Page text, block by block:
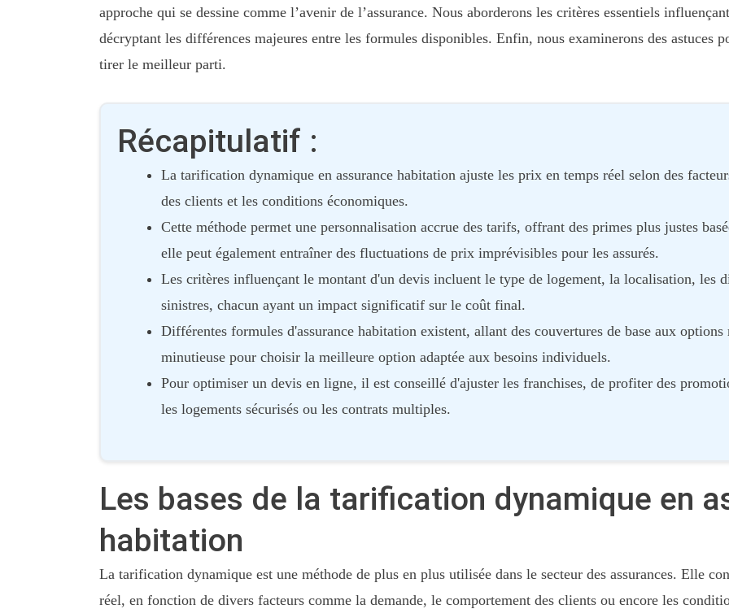
approche qui se dessine comme l’avenir de l’assurance. Nous aborderons les critères essentiels
décryptant les différences majeures entre les formules disponibles. Enfin, nous examinerons des astuces
tirer le meilleur parti.
Récapitulatif :
La tarification dynamique en assurance habitation ajuste les prix en temps réel selon des
des clients et les conditions économiques.
Cette méthode permet une personnalisation accrue des tarifs, offrant des primes plus justes
elle peut également entraîner des fluctuations de prix imprévisibles pour les assurés.
Les critères influençant le montant d'un devis incluent le type de logement, la localisation, les
sinistres, chacun ayant un impact significatif sur le coût final.
Différentes formules d'assurance habitation existent, allant des couvertures de base aux
minutieuse pour choisir la meilleure option adaptée aux besoins individuels.
Pour optimiser un devis en ligne, il est conseillé d'ajuster les franchises, de profiter des
les logements sécurisés ou les contrats multiples.
Les bases de la tarification dynamique en
habitation
La tarification dynamique est une méthode de plus en plus utilisée dans le secteur des assurances. Elle
réel, en fonction de divers facteurs comme la demande, le comportement des clients ou encore les